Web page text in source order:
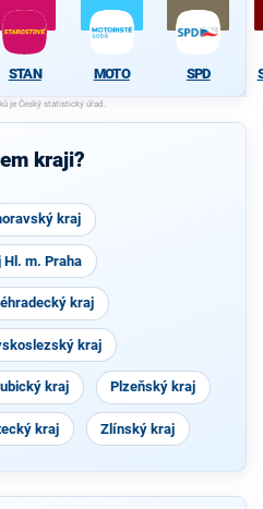
STAN MOTO SPD
kraji?
kraj
Hl. m. Praha
kraj
kraj
kraj Plzeňský kraj
kraj Zlínský kraj